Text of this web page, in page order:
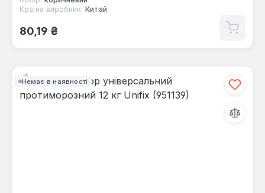
Країна виробник: Китай
Звичайна ціна:
80,19 ₴
Немає в наявності